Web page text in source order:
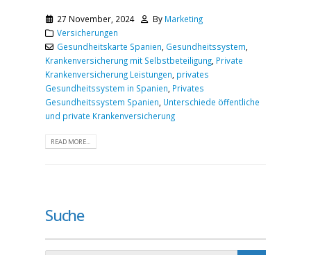
27 November, 2024 By Marketing
Versicherungen
Gesundheitskarte Spanien, Gesundheitssystem,
Krankenversicherung mit Selbstbeteiligung, Private
Krankenversicherung Leistungen, privates
Gesundheitssystem in Spanien, Privates
Gesundheitssystem Spanien, Unterschiede öffentliche
und private Krankenversicherung
READ MORE...
Suche